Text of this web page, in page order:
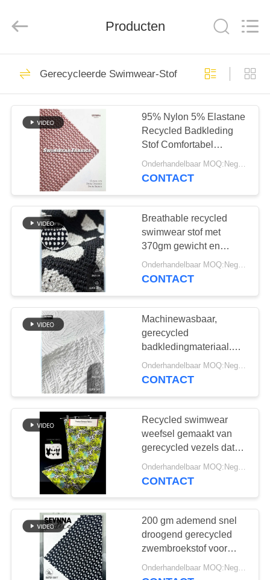
HUIS
PRODUCTEN
SHOW
ONGEVEER
ONS
FABRIEKSREIS
KWALITEITSCONTROLE
CONTACTEER
NIEUWS
GEVALLEN
SITEMAP
PRIVACY
POLICY
Rights
Gerecycleerde
Swimwear-Stof
313
Gerecycleerde
Nylon Stof
150
gerecycled
polyester weefsel
Gerecycleerde
Lycra-Stof
72
Producten
Gerecycleerde Swimwear-Stof
95% Nylon 5% Elastane
Recycled Badkleding
Stof Comfortabel
Duurzaam Materiaal
Perfecte keuze voor de
Onderhandelbaar MOQ:Negotiable
CONTACT
Breathable recycled
swimwear stof met
370gm gewicht en
135cm breedte voor
duurzame zwembroek
Onderhandelbaar MOQ:Negotiable
CONTACT
Machinewasbaar,
gerecycled
badkledingmateriaal.
Duurzaam materiaal dat
comfort en
Onderhandelbaar MOQ:Negotiable
CONTACT
Recycled swimwear
weefsel gemaakt van
gerecycled vezels dat
UV-bescherming biedt
en bestand is tegen
CONTACT
200 gm ademend snel
droogend gerecycled
zwembroekstof voor
duurzaam
zwembroektextiel
Onderhandelbaar MOQ:Negotiable